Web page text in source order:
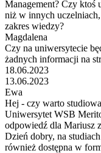
Management? Czy ktoś
niż w innych
zakres wiedzy?
Magdalena
Czy na uniwersytecie
żadnych informacji na
18.06.2023
13.06.2023
Ewa
Hej - czy warto
Uniwersytet WSB
odpowiedź dla Mariusz
Dzień dobry, na
również dostępna w